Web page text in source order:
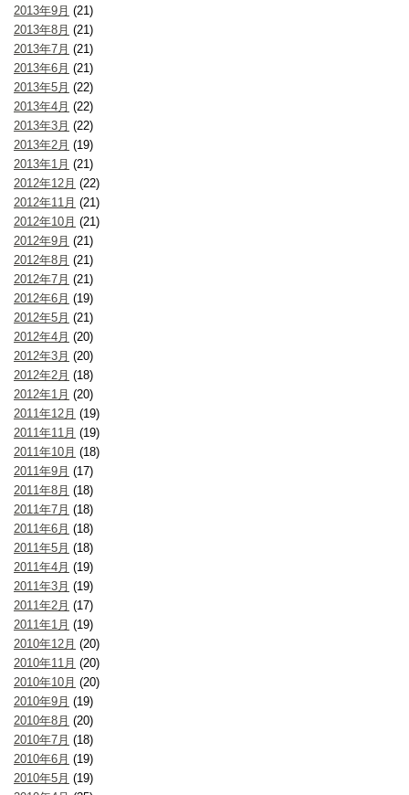
2013年9月 (21)
2013年8月 (21)
2013年7月 (21)
2013年6月 (21)
2013年5月 (22)
2013年4月 (22)
2013年3月 (22)
2013年2月 (19)
2013年1月 (21)
2012年12月 (22)
2012年11月 (21)
2012年10月 (21)
2012年9月 (21)
2012年8月 (21)
2012年7月 (21)
2012年6月 (19)
2012年5月 (21)
2012年4月 (20)
2012年3月 (20)
2012年2月 (18)
2012年1月 (20)
2011年12月 (19)
2011年11月 (19)
2011年10月 (18)
2011年9月 (17)
2011年8月 (18)
2011年7月 (18)
2011年6月 (18)
2011年5月 (18)
2011年4月 (19)
2011年3月 (19)
2011年2月 (17)
2011年1月 (19)
2010年12月 (20)
2010年11月 (20)
2010年10月 (20)
2010年9月 (19)
2010年8月 (20)
2010年7月 (18)
2010年6月 (19)
2010年5月 (19)